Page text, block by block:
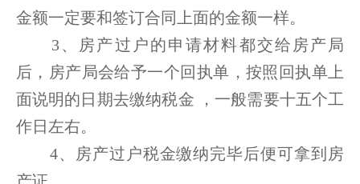
金额一定要和签订合同上面的金额一样。
3、房产过户的申请材料都交给房产局
后，房产局会给予一个回执单，按照回执单上
面说明的日期去缴纳税金 ，一般需要十五个工
作日左右。
4、房产过户税金缴纳完毕后便可拿到房